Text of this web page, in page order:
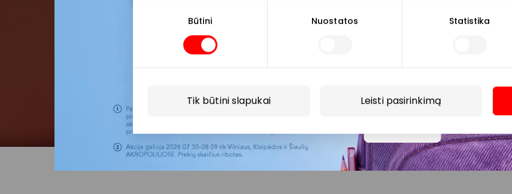
Būtini Nuostatos Statistika
Tik būtini slapukai Leisti pasirinkimą
AKROPOLIS naujienas. Dėl to AKROPOLIS GROUP,